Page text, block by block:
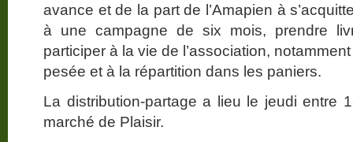
avance et de la part de l’Amapien à
à une campagne de six mois, prendre
participer à la vie de l’association,
pesée et à la répartition dans les paniers.
La distribution-partage a lieu le jeudi entre
marché de Plaisir.